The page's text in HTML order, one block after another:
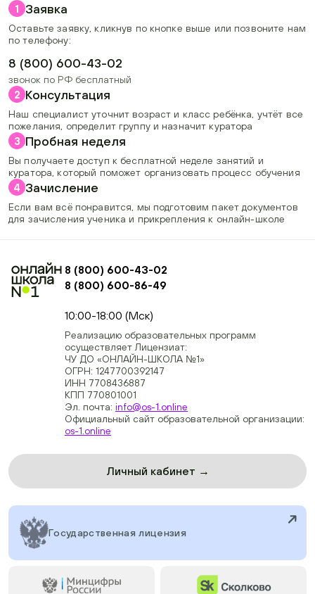
1 Заявка
Оставьте заявку, кликнув по кнопке выше или позвоните нам
по телефону:
8 (800) 600-43-02
звонок по РФ бесплатный
2 Консультация
Наш специалист уточнит возраст и класс ребёнка, учтёт все
пожелания, определит группу и назначит куратора
3 Пробная неделя
Вы получаете доступ к бесплатной неделе занятий и
куратора, который поможет организовать процесс обучения
4 Зачисление
Если вам всё понравится, мы подготовим пакет документов
для зачисления ученика и прикрепления к онлайн-школе
8 (800) 600-43-02
8 (800) 600-86-49
10:00-18:00 (Мск)
Реализацию образовательных программ
осуществляет Лицензиат:
ЧУ ДО «ОНЛАЙН-ШКОЛА №1»
ОГРН: 1247700392147
ИНН 7708436887
КПП 770801001
Эл. почта: info@os-1.online
Официальный сайт образовательной организации:
os-1.online
Личный кабинет →
Государственная лицензия